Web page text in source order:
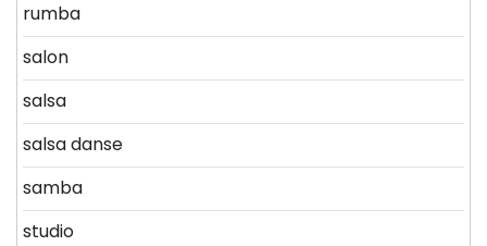
rumba
salon
salsa
salsa danse
samba
studio